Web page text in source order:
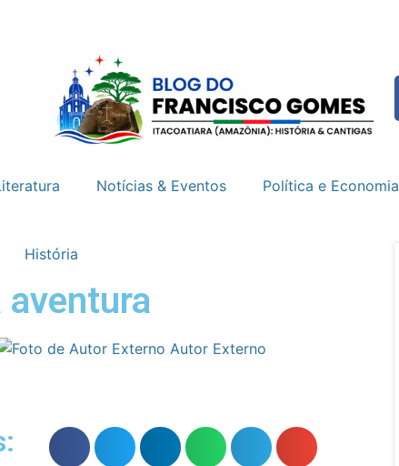
Notícias & Eventos Política e Economia
História
Autor Externo